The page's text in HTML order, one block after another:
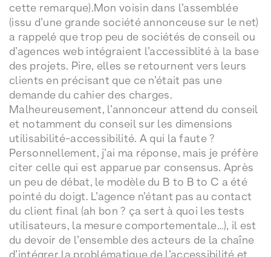
cette remarque).Mon voisin dans l’assemblée
(issu d’une grande société annonceuse sur le net)
a rappelé que trop peu de sociétés de conseil ou
d’agences web intégraient l’accessiblité à la base
des projets. Pire, elles se retournent vers leurs
clients en précisant que ce n’était pas une
demande du cahier des charges.
Malheureusement, l’annonceur attend du conseil
et notamment du conseil sur les dimensions
utilisabilité-accessibilité. A qui la faute ?
Personnellement, j’ai ma réponse, mais je préfère
citer celle qui est apparue par consensus. Après
un peu de débat, le modèle du B to B to C a été
pointé du doigt. L’agence n’étant pas au contact
du client final (ah bon ? ça sert à quoi les tests
utilisateurs, la mesure comportementale…), il est
du devoir de l’ensemble des acteurs de la chaîne
d’intégrer la problématique de l’accessibilité et